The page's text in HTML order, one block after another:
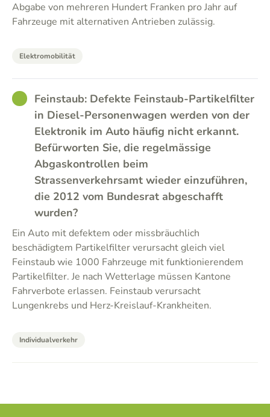
Abgabe von mehreren Hundert Franken pro Jahr auf
Fahrzeuge mit alternativen Antrieben zulässig.
Elektromobilität
GOODFeinstaub: Defekte Feinstaub-Partikelfilter
in Diesel-Personenwagen werden von der
Elektronik im Auto häufig nicht erkannt.
Befürworten Sie, die regelmässige
Abgaskontrollen beim
Strassenverkehrsamt wieder einzuführen,
die 2012 vom Bundesrat abgeschafft
wurden?
Ein Auto mit defektem oder missbräuchlich
beschädigtem Partikelfilter verursacht gleich viel
Feinstaub wie 1000 Fahrzeuge mit funktionierendem
Partikelfilter. Je nach Wetterlage müssen Kantone
Fahrverbote erlassen. Feinstaub verursacht
Lungenkrebs und Herz-Kreislauf-Krankheiten.
Individualverkehr